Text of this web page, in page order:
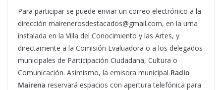
Para participar se puede enviar un correo electrónico a la
dirección mairenerosdestacados@gmail.com, en la urna
instalada en la Villa del Conocimiento y las Artes, y
directamente a la Comisión Evaluadora o a los delegados
municipales de Participación Ciudadana, Cultura o
Comunicación. Asimismo, la emisora municipal Radio
Mairena reservará espacios con apertura telefónica para